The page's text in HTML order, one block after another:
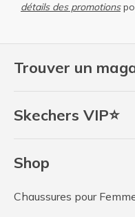
Trouver un
Skechers VIP⭐
Shop
Chaussures pour
détails des promotions